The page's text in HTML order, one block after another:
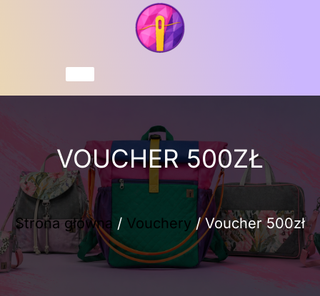
VOUCHER 500ZŁ
Strona główna / Vouchery / Voucher 500zł